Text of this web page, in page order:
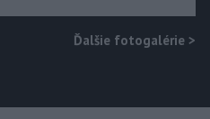
Ďalšie fotogalérie >